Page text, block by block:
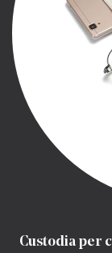
Custodia per